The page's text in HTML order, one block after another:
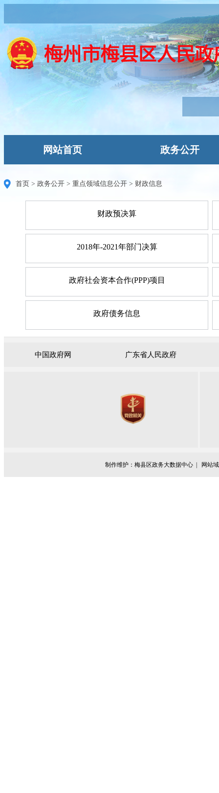
网站首页 政务公开
首页 > 政务公开 > 重点领域信息公开 > 财政信息
财政预决算
2018年-2021年部门决算
政府社会资本合作(PPP)项目
政府债务信息
中国政府网 广东省人民政府
制作维护：梅县区政务大数据中心 | 网站